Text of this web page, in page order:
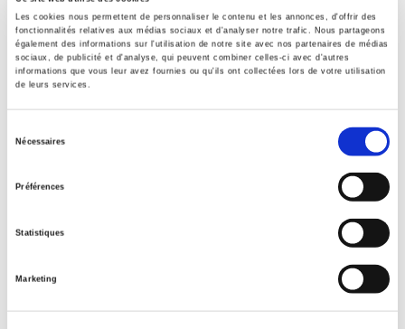
Les cookies nous permettent de personnaliser le contenu et les annonces, d'offrir des
fonctionnalités relatives aux médias sociaux et d'analyser notre trafic. Nous partageons
également des informations sur l'utilisation de notre site avec nos partenaires de médias
sociaux, de publicité et d'analyse, qui peuvent combiner celles-ci avec d'autres
informations que vous leur avez fournies ou qu'ils ont collectées lors de votre utilisation
de leurs services.
Nécessaires
Préférences
Statistiques
Marketing
TITRES LIÉS
La France dans la nouvelle Europe
Assumer le changement d'échelle